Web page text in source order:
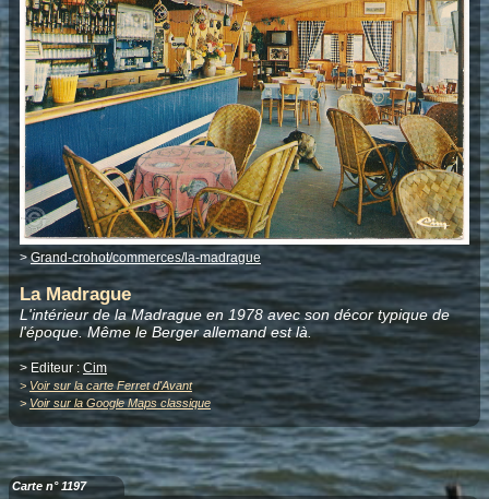
>Grand-crohot/commerces/la-madrague
La Madrague
L'intérieur de la Madrague en 1978 avec son décor typique de
l'époque. Même le Berger allemand est là.
> Editeur : Cim
> Voir sur la carte Ferret d'Avant
> Voir sur la Google Maps classique
Carte n° 1197